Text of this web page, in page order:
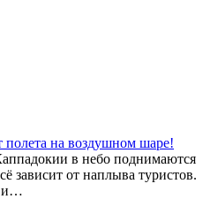
полета на воздушном шаре!
в небо поднимаются
зависит от наплыва туристов.
и…